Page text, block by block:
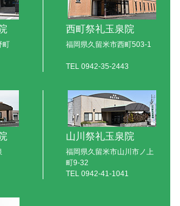
町
西町祭礼玉泉院
福岡県久留米市西町503-1
TEL 0942-35-2443
山川祭礼玉泉院
福岡県久留米市山川市ノ上
町9-32
TEL 0942-41-1041